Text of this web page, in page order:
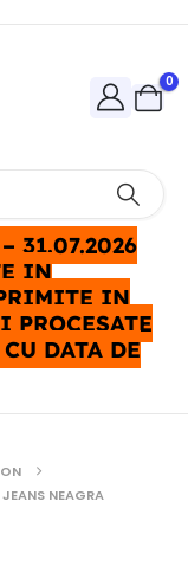
0
31.07.2026
IN
IN
PROCESATE
DATA DE
NEAGRA